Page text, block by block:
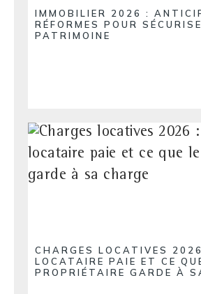
IMMOBILIER 2026 :
RÉFORMES POUR
PATRIMOINE
CHARGES LOCATIVES
LOCATAIRE PAIE ET CE
PROPRIÉTAIRE GARDE À